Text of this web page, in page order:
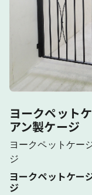
ヨークペット
アン製ケージ
ヨークペットケー
ジ
ヨークペットケー
ジ